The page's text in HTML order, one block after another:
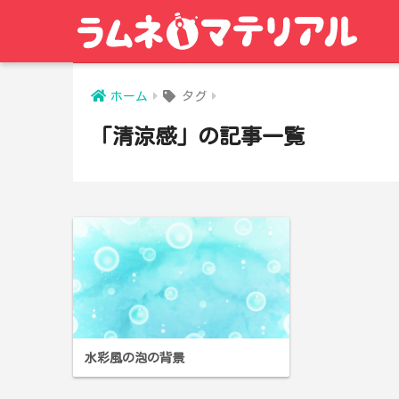
ホーム タグ
「清涼感」の記事一覧
水彩風の泡の背景